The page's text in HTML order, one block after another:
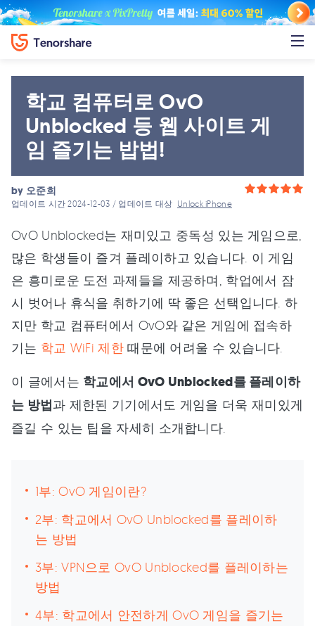
학교 컴퓨터로 OvO
Unblocked 등 웹 사이트 게
임 즐기는 밥법!
by 오준희
업데이트 시간 2024-12-03 / 업데이트 대상 Unlock iPhone
OvO Unblocked는 재미있고 중독성 있는 게임으로,
많은 학생들이 즐겨 플레이하고 있습니다. 이 게임
은 흥미로운 도전 과제들을 제공하며, 학업에서 잠
시 벗어나 휴식을 취하기에 딱 좋은 선택입니다. 하
지만 학교 컴퓨터에서 OvO와 같은 게임에 접속하
기는 학교 WiFi 제한때문에 어려울 수 있습니다.
이 글에서는 학교에서 OvO Unblocked를 플레이하
는 방법과 제한된 기기에서도 게임을 더욱 재미있게
즐길 수 있는 팁을 자세히 소개합니다.
1부: OvO 게임이란?
2부: 학교에서 OvO Unblocked를 플레이하
는 방법
3부: VPN으로 OvO Unblocked를 플레이하는
방법
4부: 학교에서 안전하게 OvO 게임을 즐기는